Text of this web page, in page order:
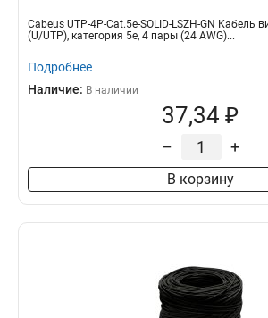
Cabeus UTP-4P-Cat.5e-SOLID-LSZH-GN Кабель
(U/UTP), категория 5e, 4 пары (24 AWG)...
Подробнее
Наличие: В наличии
37,34 ₽
– +
В корзину